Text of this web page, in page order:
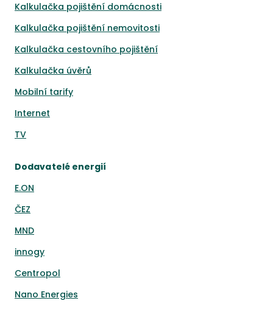
Kalkulačka pojištění domácnosti
Kalkulačka pojištění nemovitosti
Kalkulačka cestovního pojištění
Kalkulačka úvěrů
Mobilní tarify
Internet
TV
Dodavatelé energií
E.ON
ČEZ
MND
innogy
Centropol
Nano Energies